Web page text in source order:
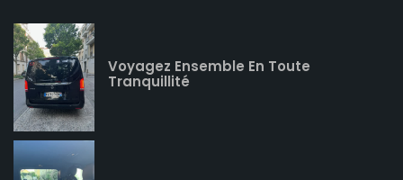
Voyagez Ensemble En Toute
Tranquillité